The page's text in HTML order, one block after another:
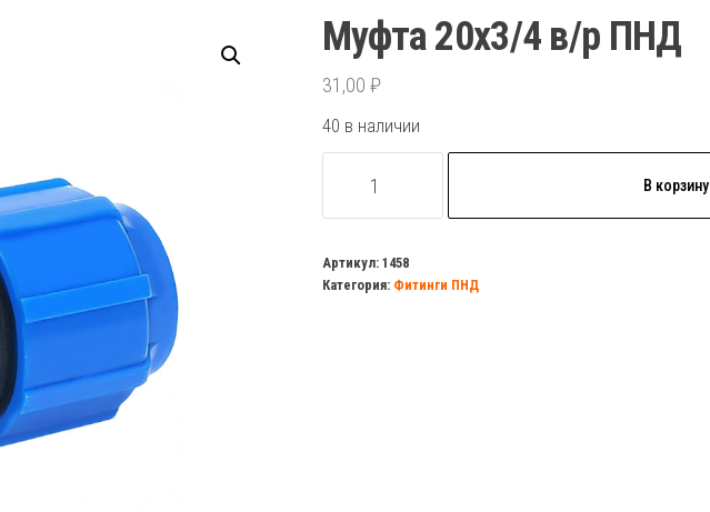
Муфта 20х3/4 в/р ПНД
31,00 ₽
40 в наличии
товара
20х3/4
в/
В корзину
Артикул: 1458
Категория: Фитинги ПНД